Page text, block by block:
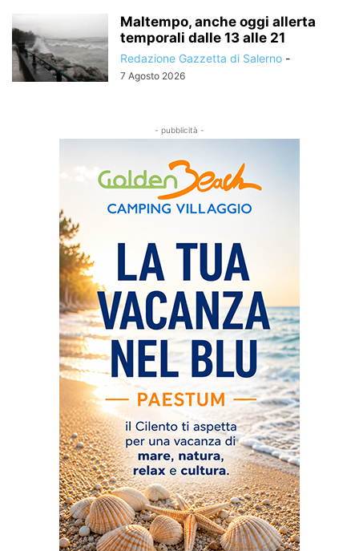
Maltempo, anche oggi allerta
temporali dalle 13 alle 21
Redazione Gazzetta di Salerno -
7 Agosto 2026
- pubblicità -